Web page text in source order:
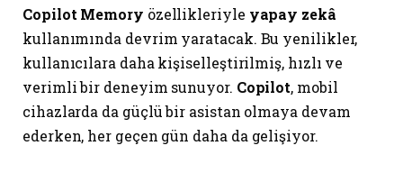
Copilot Memory özellikleriyle yapay zekâ
kullanımında devrim yaratacak. Bu yenilikler,
kullanıcılara daha kişiselleştirilmiş, hızlı ve
verimli bir deneyim sunuyor. Copilot, mobil
cihazlarda da güçlü bir asistan olmaya devam
ederken, her geçen gün daha da gelişiyor.